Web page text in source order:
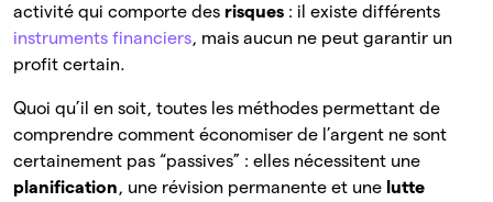
activité qui comporte des risques : il existe différents
instruments financiers, mais aucun ne peut garantir un
profit certain.
Quoi qu’il en soit, toutes les méthodes permettant de
comprendre comment économiser de l’argent ne sont
certainement pas “passives” : elles nécessitent une
planification, une révision permanente et une lutte